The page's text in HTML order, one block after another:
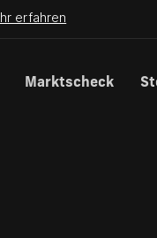
erfahren
Marktscheck